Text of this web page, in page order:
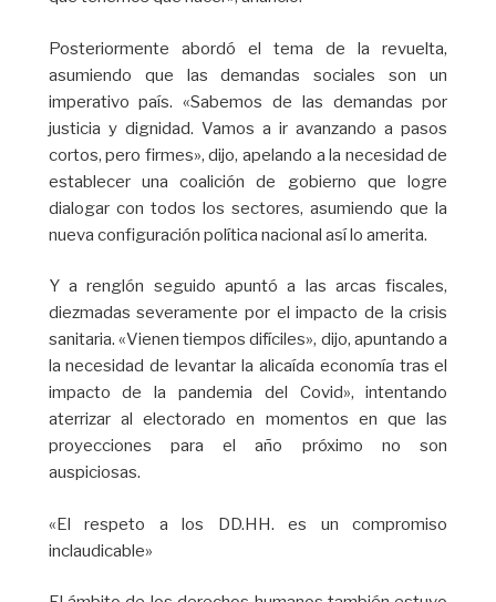
Posteriormente abordó el tema de la revuelta,
asumiendo que las demandas sociales son un
imperativo país. «Sabemos de las demandas por
justicia y dignidad. Vamos a ir avanzando a pasos
cortos, pero firmes», dijo, apelando a la necesidad de
establecer una coalición de gobierno que logre
dialogar con todos los sectores, asumiendo que la
nueva configuración política nacional así lo amerita.
Y a renglón seguido apuntó a las arcas fiscales,
diezmadas severamente por el impacto de la crisis
sanitaria. «Vienen tiempos difíciles», dijo, apuntando a
la necesidad de levantar la alicaída economía tras el
impacto de la pandemia del Covid», intentando
aterrizar al electorado en momentos en que las
proyecciones para el año próximo no son
auspiciosas.
«El respeto a los DD.HH. es un compromiso
inclaudicable»